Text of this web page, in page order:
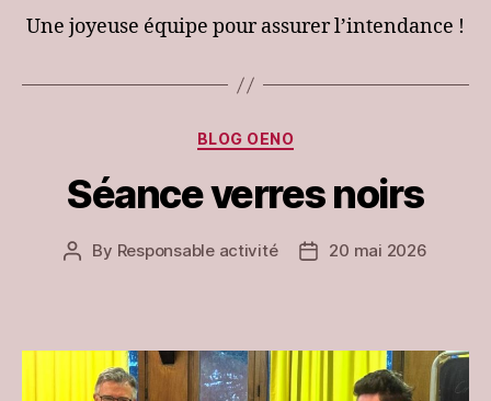
Une joyeuse équipe pour assurer l’intendance !
Categories
BLOG OENO
Séance verres noirs
Post
By Responsable activité
Post20 mai 2026